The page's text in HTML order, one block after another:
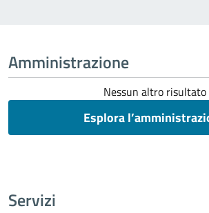
Amministrazione
Nessun altro risultato
Esplora
Servizi